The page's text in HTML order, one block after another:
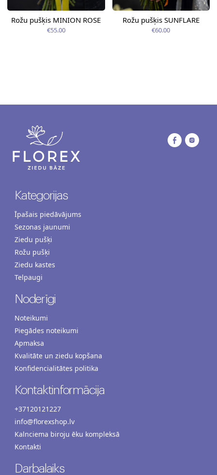
Rožu pušķis MINION ROSE
€55.00
Rožu pušķis SUNFLARE
€60.00
Kategorijas
Īpašais piedāvājums
Sezonas jaunumi
Ziedu pušķi
Rožu pušķi
Ziedu kastes
Telpaugi
Noderīgi
Noteikumi
Piegādes noteikumi
Apmaksa
Kvalitāte un ziedu kopšana
Konfidencialitātes politika
Kontaktinformācija
+37120121227
info@florexshop.lv
Kalnciema biroju ēku kompleksā
Kontakti
Darbalaiks